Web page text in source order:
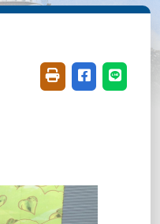
友善列印(開新視窗)
分享至臉書(
分享至